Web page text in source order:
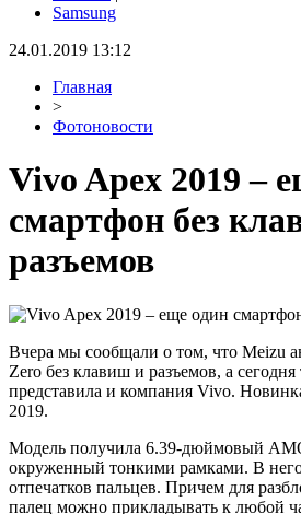
Samsung
24.01.2019 13:12
Главная
>
Фотоновости
Vivo Apex 2019 –
смартфон без
разъемов
Вчера мы сообщали о том, что Meizu
Zero без клавиш и разъемов, а сегодня
представила и компания Vivo.
2019.
Модель получила 6.39-дюймовый
окруженный тонкими рамками. В него
отпечатков пальцев. Причем для
палец можно прикладывать к любой